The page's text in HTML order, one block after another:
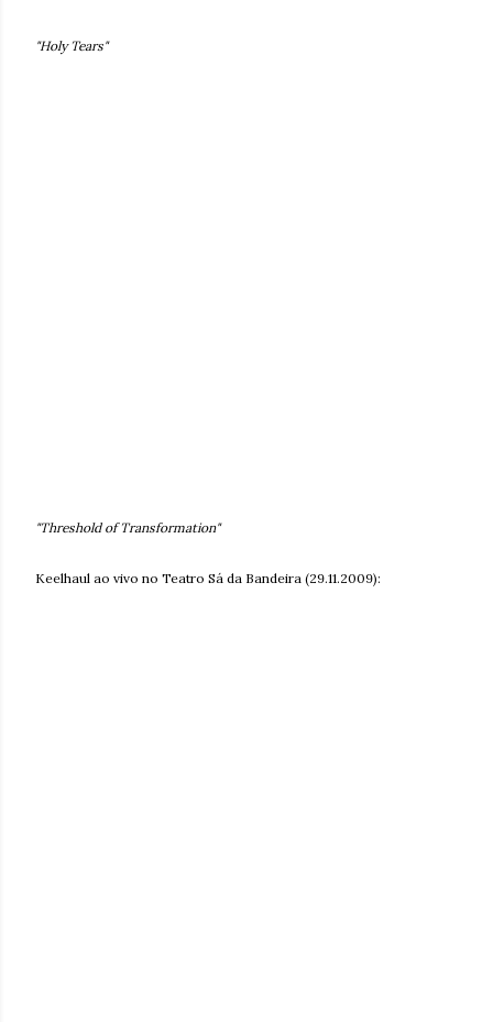
"Holy Tears"
"Threshold of Transformation"
Keelhaul ao vivo no Teatro Sá da Bandeira (29.11.2009):